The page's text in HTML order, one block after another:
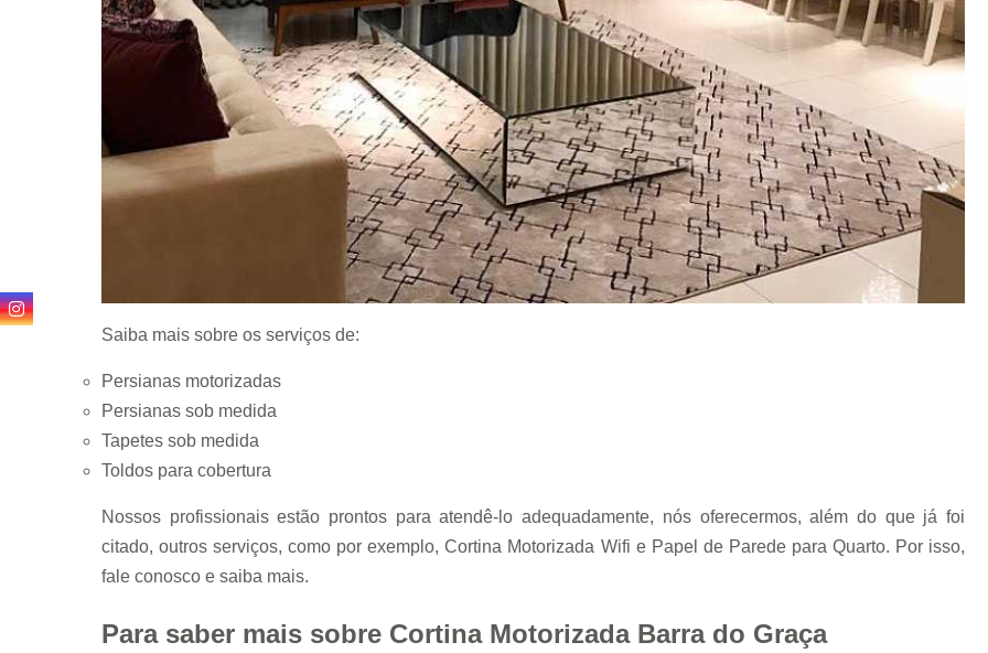
Saiba mais sobre os serviços de:
Persianas motorizadas
Persianas sob medida
Tapetes sob medida
Toldos para cobertura
Nossos profissionais estão prontos para atendê-lo adequadamente, nós oferecermos, além do que já foi
citado, outros serviços, como por exemplo, Cortina Motorizada Wifi e Papel de Parede para Quarto. Por isso,
fale conosco e saiba mais.
Para saber mais sobre Cortina Motorizada Barra do Graça